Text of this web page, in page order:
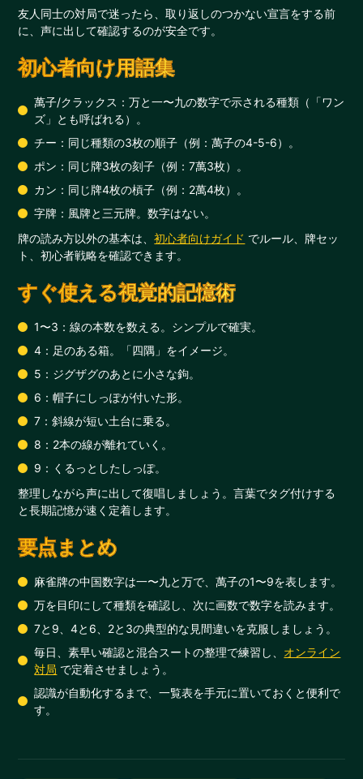
友人同士の対局で迷ったら、取り返しのつかない宣言をする前
に、声に出して確認するのが安全です。
初心者向け用語集
萬子/クラックス：万と一〜九の数字で示される種類（「ワン
ズ」とも呼ばれる）。
チー：同じ種類の3枚の順子（例：萬子の4-5-6）。
ポン：同じ牌3枚の刻子（例：7萬3枚）。
カン：同じ牌4枚の槓子（例：2萬4枚）。
字牌：風牌と三元牌。数字はない。
牌の読み方以外の基本は、初心者向けガイド でルール、牌セッ
ト、初心者戦略を確認できます。
すぐ使える視覚的記憶術
1〜3：線の本数を数える。シンプルで確実。
4：足のある箱。「四隅」をイメージ。
5：ジグザグのあとに小さな鉤。
6：帽子にしっぽが付いた形。
7：斜線が短い土台に乗る。
8：2本の線が離れていく。
9：くるっとしたしっぽ。
整理しながら声に出して復唱しましょう。言葉でタグ付けする
と長期記憶が速く定着します。
要点まとめ
麻雀牌の中国数字は一〜九と万で、萬子の1〜9を表します。
万を目印にして種類を確認し、次に画数で数字を読みます。
7と9、4と6、2と3の典型的な見間違いを克服しましょう。
毎日、素早い確認と混合スートの整理で練習し、 オンライン
対局 で定着させましょう。
認識が自動化するまで、一覧表を手元に置いておくと便利で
す。